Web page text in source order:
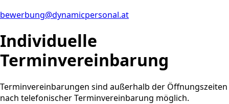
bewerbung@dynamicpersonal.at
Individuelle
Terminvereinbarung
Terminvereinbarungen sind außerhalb der Öffnungszeiten
nach telefonischer Terminvereinbarung möglich.